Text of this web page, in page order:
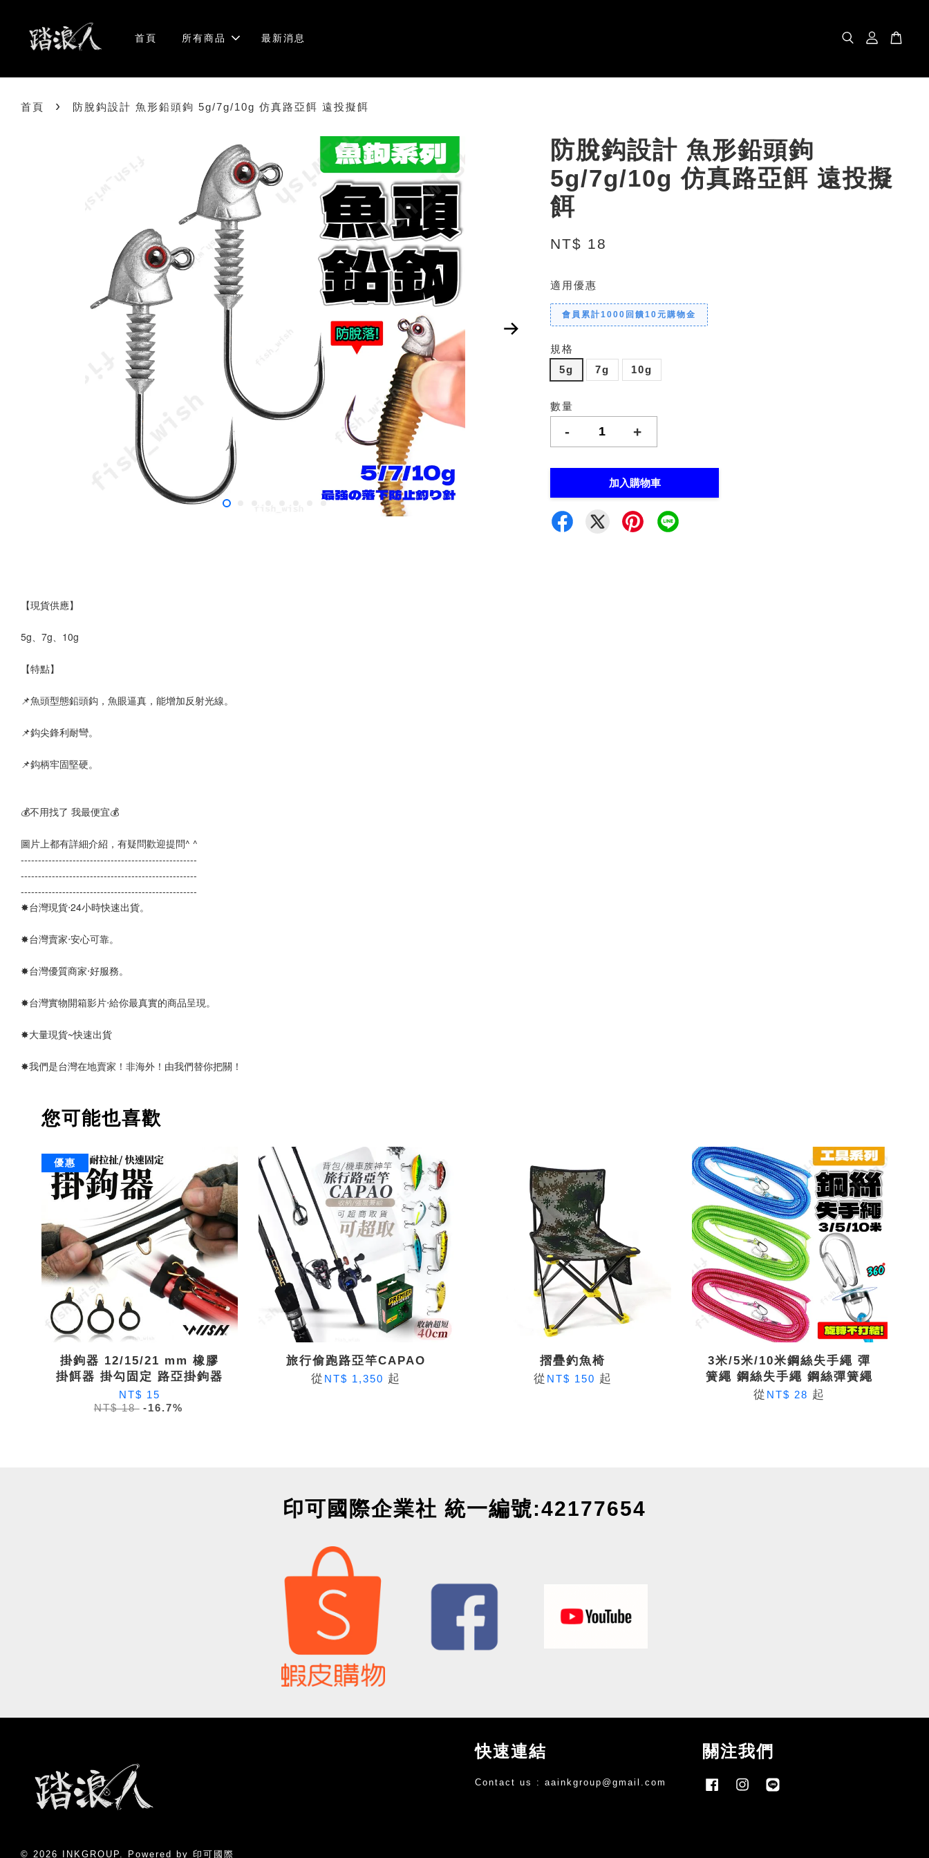
首頁 所有商品 最新消息
首頁 › 防脫鈎設計 魚形鉛頭鉤 5g/7g/10g 仿真路亞餌 遠投擬餌
防脫鈎設計 魚形鉛頭鉤
5g/7g/10g 仿真路亞餌 遠投擬
餌
NT$ 18
適用優惠
會員累計1000回饋10元購物金
規格
5g
7g 10g
數量
- +
加入購物車
【現貨供應】
5g、7g、10g
【特點】
📌魚頭型態鉛頭鈎，魚眼逼真，能增加反射光線。
📌鈎尖鋒利耐彎。
📌鈎柄牢固堅硬。
💰不用找了 我最便宜💰
圖片上都有詳細介紹，有疑問歡迎提問^ ^
---------------------------------------------------
---------------------------------------------------
---------------------------------------------------
✸台灣現貨‧24小時快速出貨。
✸台灣賣家‧安心可靠。
✸台灣優質商家‧好服務。
✸台灣實物開箱影片‧給你最真實的商品呈現。
✸大量現貨~快速出貨
✸我們是台灣在地賣家！非海外！由我們替你把關！
您可能也喜歡
優惠
掛鉤器 12/15/21 mm 橡膠
掛餌器 掛勾固定 路亞掛鉤器
NT$ 15
NT$ 18 -16.7%
旅行偷跑路亞竿CAPAO
從 NT$ 1,350 起
摺疊釣魚椅
從 NT$ 150 起
3米/5米/10米鋼絲失手繩 彈
簧繩 鋼絲失手繩 鋼絲彈簧繩
從 NT$ 28 起
印可國際企業社 統一編號:42177654
© 2026 INKGROUP. Powered by 印可國際
快速連結
Contact us : aainkgroup@gmail.com
關注我們
FacebookInstagram